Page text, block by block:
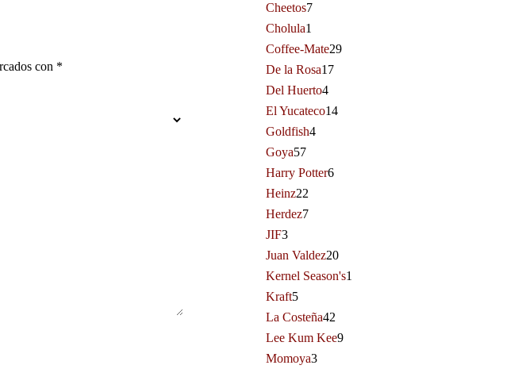
con *
Cheetos7
Cholula1
Coffee-Mate29
De la Rosa17
Del Huerto4
El Yucateco14
Goldfish4
Goya57
Harry Potter6
Heinz22
Herdez7
JIF3
Juan Valdez20
Kernel Season's1
Kraft5
La Costeña42
Lee Kum Kee9
Momoya3